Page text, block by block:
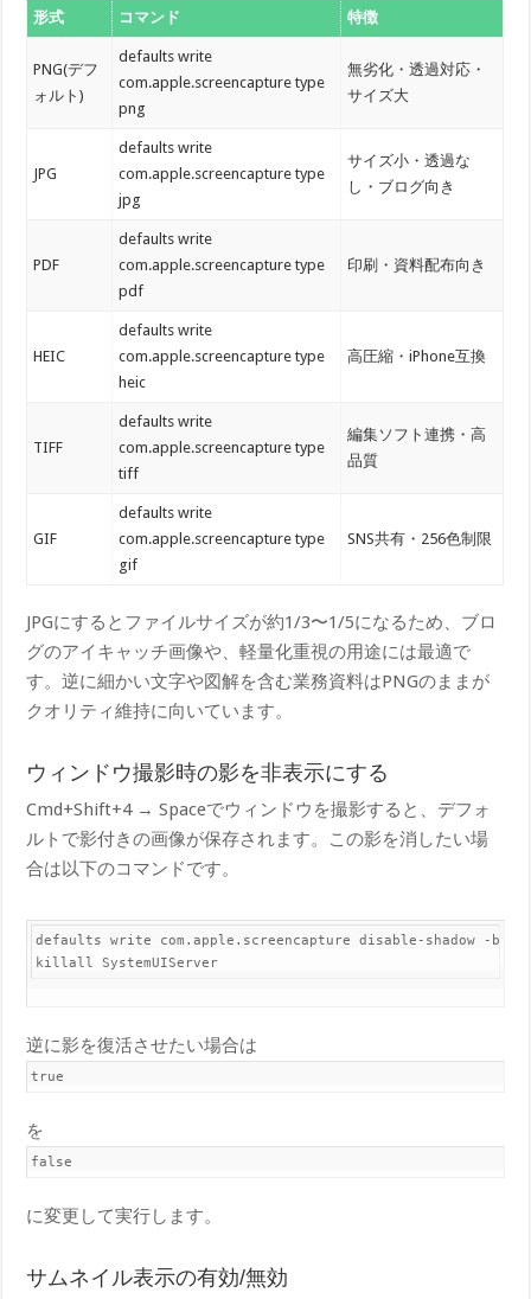
形式 コマンド 特徴
PNG(デフ
ォルト)
default​s write
com.apple.screencapture type
png
無劣化・透過対応・
サイズ大
JPG
default​s write
com.apple.screencapture type
jpg
サイズ小・透過な
し・ブログ向き
PDF
default​s write
com.apple.screencapture type
pdf
印刷・資料配布向き
HEIC
default​s write
com.apple.screencapture type
heic
高圧縮・iPhone互換
TIFF
default​s write
com.apple.screencapture type
tiff
編集ソフト連携・高
品質
GIF
default​s write
com.apple.screencapture type
gif
SNS共有・256色制限
JPGにするとファイルサイズが約1/3〜1/5になるため、ブロ
グのアイキャッチ画像や、軽量化重視の用途には最適で
す。逆に細かい文字や図解を含む業務資料はPNGのままが
クオリティ維持に向いています。
ウィンドウ撮影時の影を非表示にする
Cmd+Shift+4 → Spaceでウィンドウを撮影すると、デフォ
ルトで影付きの画像が保存されます。この影を消したい場
合は以下のコマンドです。
default​s write com.apple.screencapture disable-shadow -
kill​all SystemUIServer
逆に影を復活させたい場合は
true
を
false
に変更して実行します。
サムネイル表示の有効/無効